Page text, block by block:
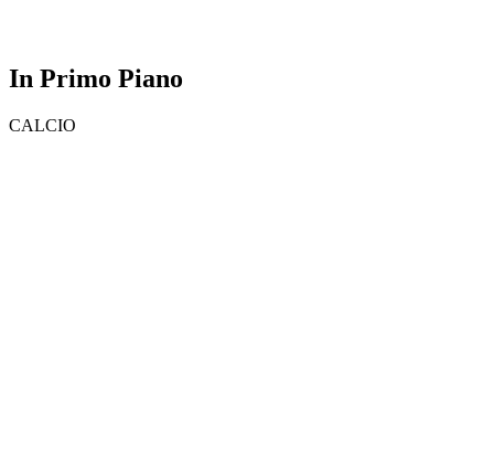
In Primo Piano
CALCIO